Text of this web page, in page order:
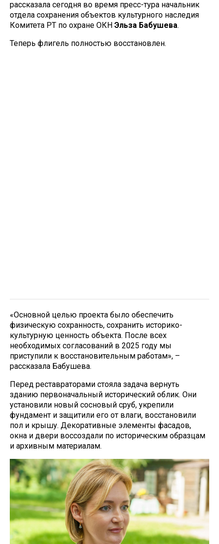
рассказала сегодня во время пресс-тура начальник
отдела сохранения объектов культурного наследия
Комитета РТ по охране ОКН Эльза Бабушева.
Теперь флигель полностью восстановлен.
«Основной целью проекта было обеспечить
физическую сохранность, сохранить историко-
культурную ценность объекта. После всех
необходимых согласований в 2025 году мы
приступили к восстановительным работам», –
рассказала Бабушева.
Перед реставраторами стояла задача вернуть
зданию первоначальный исторический облик. Они
установили новый сосновый сруб, укрепили
фундамент и защитили его от влаги, восстановили
пол и крышу. Декоративные элементы фасадов,
окна и двери воссоздали по историческим образцам
и архивным материалам.